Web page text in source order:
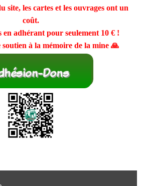
site, les cartes et les ouvrages ont un
coût.
en adhérant pour seulement 10 €!
à la mémoire de la mine 🙏